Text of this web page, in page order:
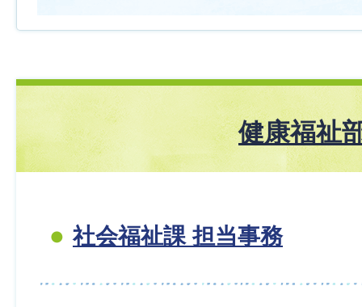
健康福祉
社会福祉課 担当事務